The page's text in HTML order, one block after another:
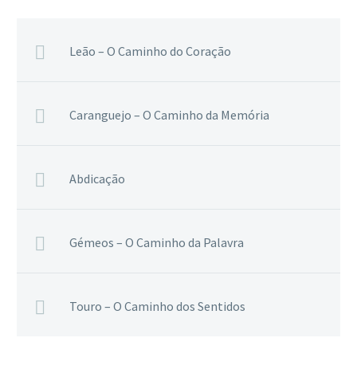
Leão – O Caminho do Coração
Caranguejo – O Caminho da Memória
Abdicação
Gémeos – O Caminho da Palavra
Touro – O Caminho dos Sentidos